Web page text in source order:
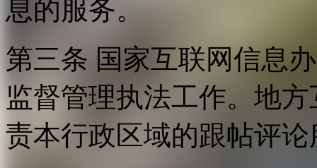
息的服务。
第三条 国家互联网信息
监督管理执法工作。地
责本行政区域的跟帖评